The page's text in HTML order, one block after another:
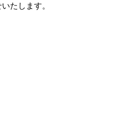
たします。